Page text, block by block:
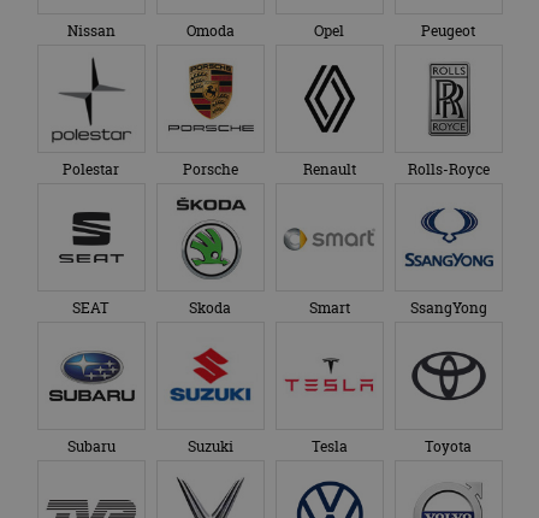
Nissan Omoda Opel Peugeot
Polestar Porsche Renault Rolls-Royce
SEAT Skoda Smart SsangYong
Subaru Suzuki Tesla Toyota